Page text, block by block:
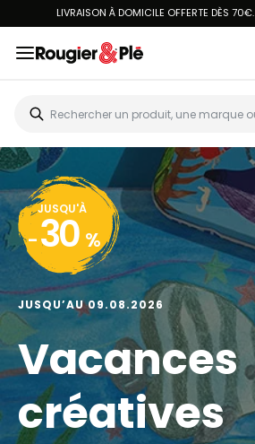
LIVRAISON À DOMICILE OFFERTE DÈS 70€.
JUSQU'À
- 30 %
JUSQU’AU 09.08.2026
Vacances
créatives